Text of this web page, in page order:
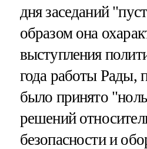
дня заседаний
образом она
выступления
года работы Рады,
было принято
решений
безопасности и